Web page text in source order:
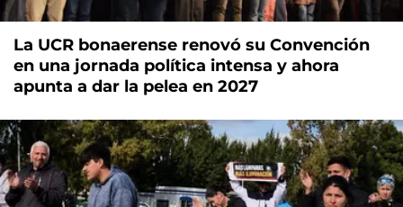
La UCR bonaerense renovó su Convención
en una jornada política intensa y ahora
apunta a dar la pelea en 2027